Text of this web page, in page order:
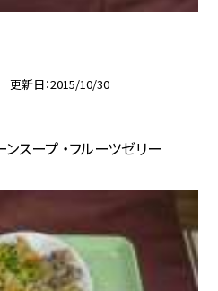
更新日 2015/10/30
スープ ・フルーツゼリー